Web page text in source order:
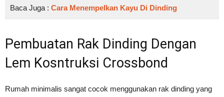
Baca Juga : Cara Menempelkan Kayu Di Dinding
Pembuatan Rak Dinding Dengan
Lem Kosntruksi Crossbond
Rumah minimalis sangat cocok menggunakan rak dinding yang